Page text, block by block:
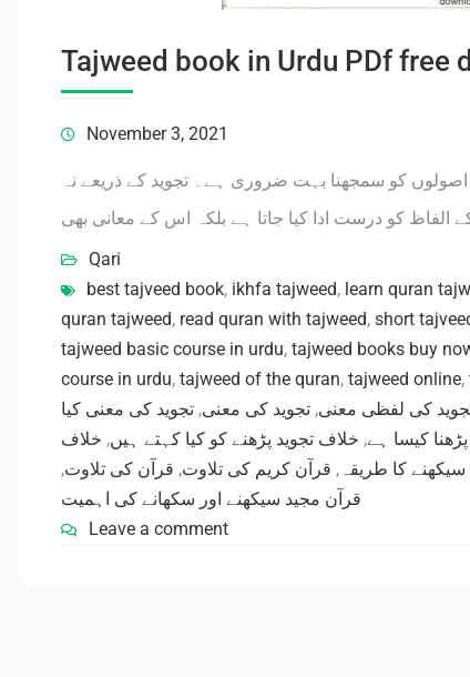
Tajweed book in Urdu PDf free
November 3, 2021
اصولوں کو سمجھنا بہت ضروری ہے۔ تجوید کے ذریعے نہ
Qari
best tajveed book, ikhfa tajweed, learn quran
quran tajweed, read quran with tajweed, short
tajweed basic course in urdu, tajweed books buy
course in urdu, tajweed of the quran, tajweed online,
کی لفظی معنی, تجوید کی معنی, تجوید کی معنی کیا
کیسا ہے, خلاف تجوید پڑھنے کو کیا کہتے ہیں, خلاف
کا طریقہ , قرآن کریم کی تلاوت, قرآن کی تلاوت,
قرآن مجید سیکھنے اور سکھانے کی اہمیت
Leave a comment